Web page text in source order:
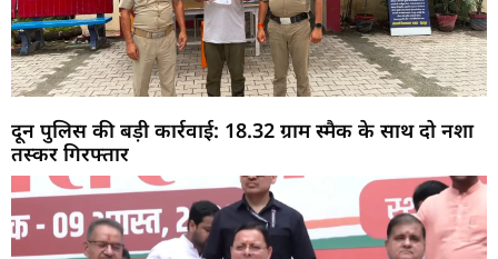
दून पुलिस की बड़ी कार्रवाई: 18.32 ग्राम स्मैक के साथ दो नशा
तस्कर गिरफ्तार